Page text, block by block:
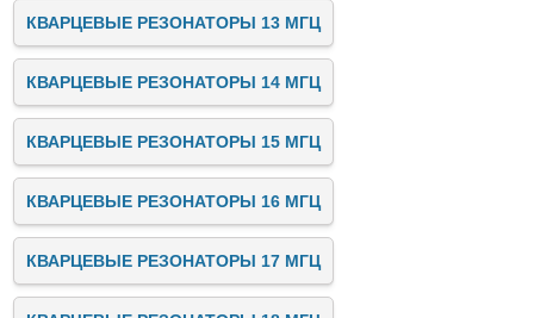
КВАРЦЕВЫЕ РЕЗОНАТОРЫ 13 МГЦ
КВАРЦЕВЫЕ РЕЗОНАТОРЫ 14 МГЦ
КВАРЦЕВЫЕ РЕЗОНАТОРЫ 15 МГЦ
КВАРЦЕВЫЕ РЕЗОНАТОРЫ 16 МГЦ
КВАРЦЕВЫЕ РЕЗОНАТОРЫ 17 МГЦ